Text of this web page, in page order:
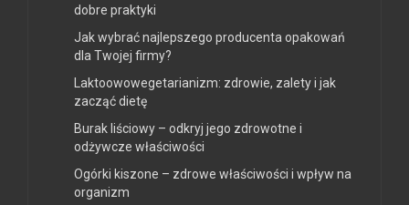
dobre praktyki
Jak wybrać najlepszego producenta opakowań
dla Twojej firmy?
Laktoowowegetarianizm: zdrowie, zalety i jak
zacząć dietę
Burak liściowy – odkryj jego zdrowotne i
odżywcze właściwości
Ogórki kiszone – zdrowe właściwości i wpływ na
organizm